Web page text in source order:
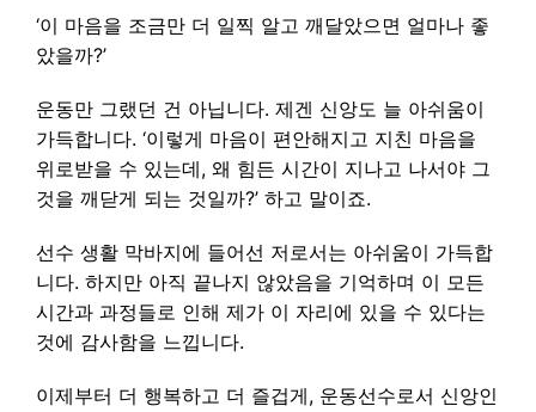
‘이 마음을 조금만 더 일찍 알고 깨달았으면 얼마나 좋
았을까?’
운동만 그랬던 건 아닙니다. 제겐 신앙도 늘 아쉬움이
가득합니다. ‘이렇게 마음이 편안해지고 지친 마음을
위로받을 수 있는데, 왜 힘든 시간이 지나고 나서야 그
것을 깨닫게 되는 것일까?’ 하고 말이죠.
선수 생활 막바지에 들어선 저로서는 아쉬움이 가득합
니다. 하지만 아직 끝나지 않았음을 기억하며 이 모든
시간과 과정들로 인해 제가 이 자리에 있을 수 있다는
것에 감사함을 느낍니다.
이제부터 더 행복하고 더 즐겁게, 운동선수로서 신앙인